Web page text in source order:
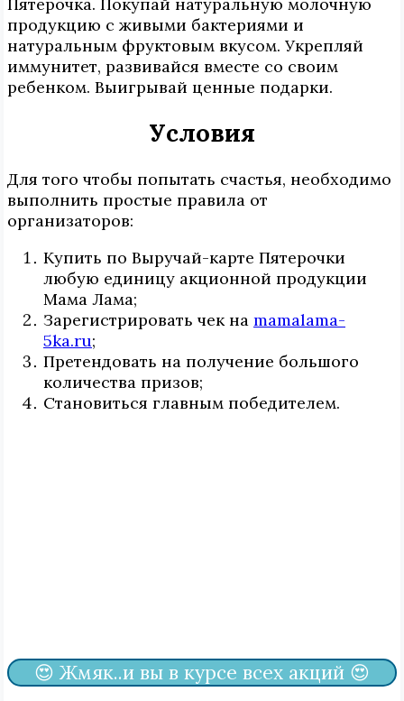
продукцию с живыми бактериями и
натуральным фруктовым вкусом. Укрепляй
иммунитет, развивайся вместе со своим
ребенком. Выигрывай ценные подарки.
Условия
Для того чтобы попытать счастья, необходимо
выполнить простые правила от
организаторов:
Купить по Выручай-карте Пятерочки
любую единицу акционной продукции
Мама Лама;
Зарегистрировать чек на mamalama-
5ka.ru;
Претендовать на получение большого
количества призов;
Становиться главным победителем.
😍 Жмяк..и вы в курсе всех акций 😍